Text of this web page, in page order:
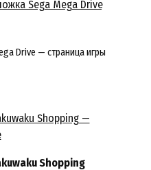
Drive — страница игры
Shopping